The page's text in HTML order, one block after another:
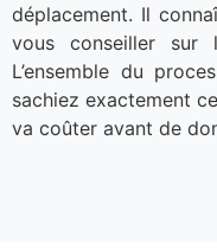
déplacement. Il
vous conseiller sur
L’ensemble du
sachiez exactement
va coûter avant de